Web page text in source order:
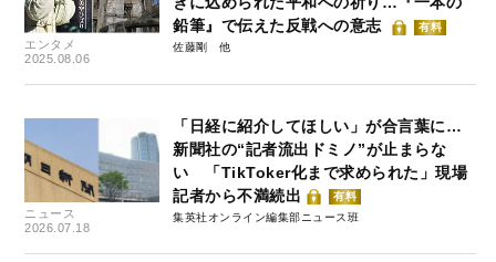
エンタメ
2025.08.06
鉛筆』で伝えた反戦への意志
有料
佐藤剛
ニュース
2026.07.18
「日経に紹介してほしい」が合言葉に…
新聞社の“記者流出ドミノ”が止まらな
い 「TikToker化まで求められた」現場
記者から不満続出
有料
集英社オンライン編集部ニュース班